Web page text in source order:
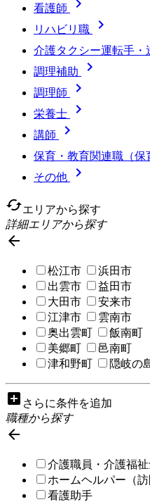
看護師 
リハビリ職 
介護タクシー運転手・
調理補助 
調理師 
栄養士 
講師 
保育・教育関連職（保
その他

cachedエリアから探す
詳細エリアから探す

松江市
浜田市
出雲市
益田市
大田市
安来市
江津市
雲南市
奥出雲町
飯南町
美郷町
邑南町
津和野町
隠岐の
add_box さらに条件を追加
職種から探す

介護職員・介護福
ホームヘルパー（訪
看護助手